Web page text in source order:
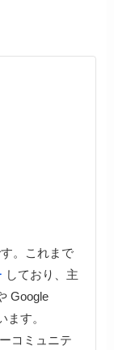
。これまで
しており、主
Google
す。
コミュニテ